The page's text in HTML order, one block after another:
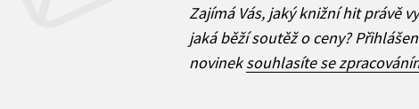
Zajímá Vás, jaký knižní hit právě
jaká běží soutěž o ceny?
novineksouhlasíte se